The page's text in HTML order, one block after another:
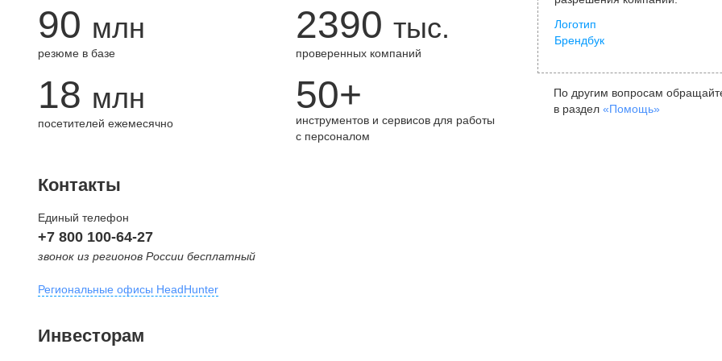
90 млн
резюме в базе
2390 тыс.
проверенных компаний
18 млн
посетителей ежемесячно
50+
инструментов и сервисов для работы
с персоналом
Логотип
Брендбук
По другим вопросам
в раздел «Помощь»
Контакты
Единый телефон
+7 800 100-64-27
звонок из регионов России бесплатный
Региональные офисы HeadHunter
внутригородская территория
Инвесторам